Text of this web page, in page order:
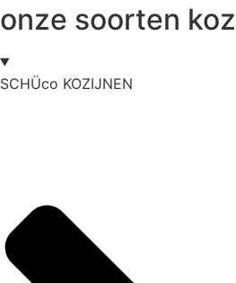
onze soorten
SCHÜco KOZIJNEN